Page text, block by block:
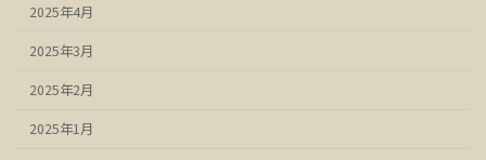
2025年4月
2025年3月
2025年2月
2025年1月